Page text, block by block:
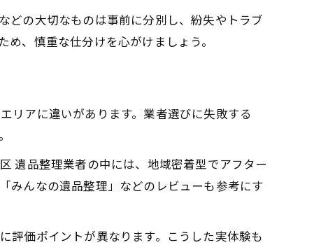
どの大切なものは事前に分別し、紛失やトラブ
、慎重な仕分けを心がけましょう。
リアに違いがあります。業者選びに失敗する
遺品整理業者の中には、地域密着型でアフター
みんなの遺品整理」などのレビューも参考にす
評価ポイントが異なります。こうした実体験も